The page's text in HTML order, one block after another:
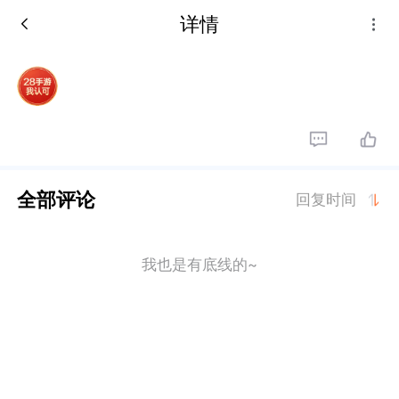
详情
全部评论 回复时间
我也是有底线的~